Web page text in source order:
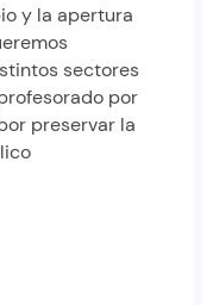
y la apertura
sectores
por
preservar la